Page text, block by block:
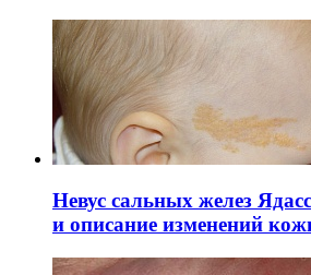
Невус сальных желез
и описание изменений